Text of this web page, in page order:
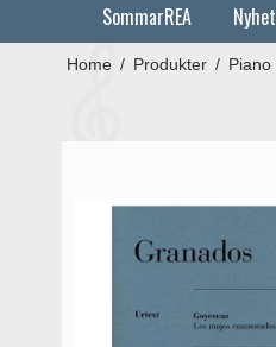
SommarREA
Home / Produkter / Piano